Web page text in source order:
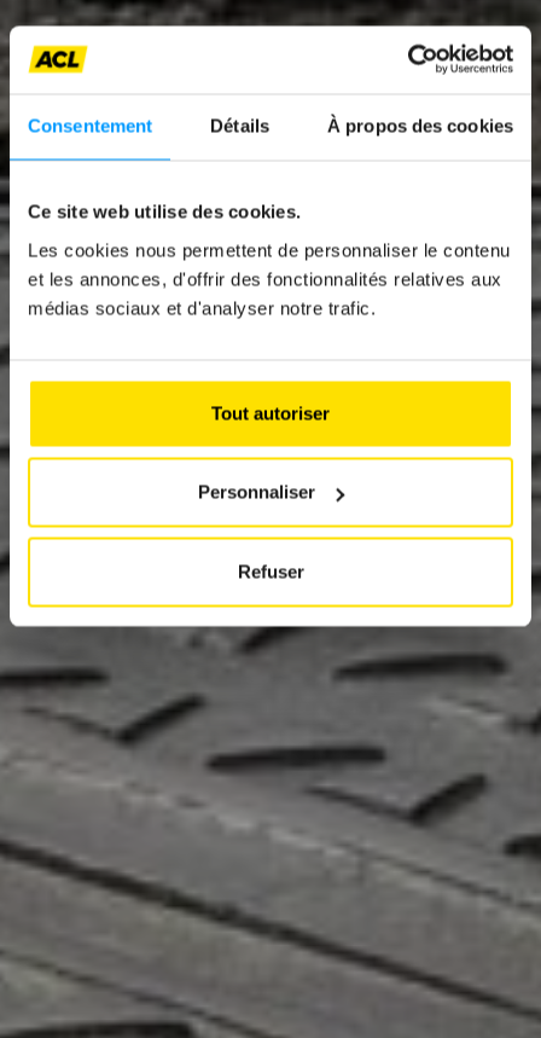
Consentement Détails À propos des cookies
Ce site web utilise des cookies.
Les cookies nous permettent de personnaliser le contenu
et les annonces, d'offrir des fonctionnalités relatives aux
médias sociaux et d'analyser notre trafic.
Tout autoriser
Personnaliser
Refuser
News
COUVERCLES DE
CANALISATIONS : UN
USAGERS DE LA
ROUTE